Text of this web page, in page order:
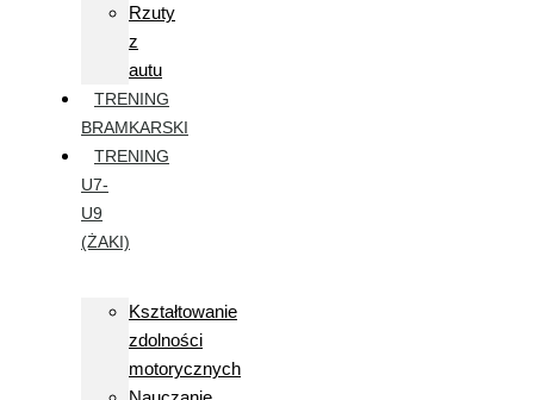
Rzuty
z
autu
TRENING
BRAMKARSKI
TRENING
U7-
U9
(ŻAKI)
Kształtowanie
zdolności
motorycznych